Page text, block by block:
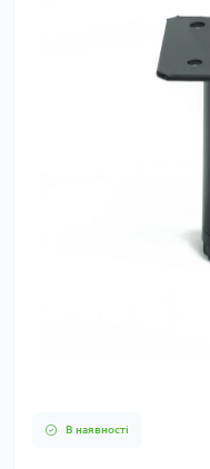
В наявності